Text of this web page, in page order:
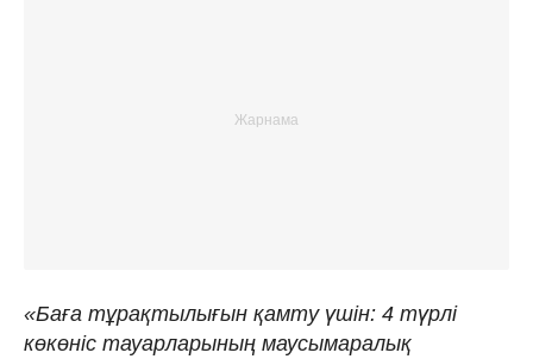
«Баға тұрақтылығын қамту үшін: 4 түрлі
көкөніс тауарларының маусымаралық